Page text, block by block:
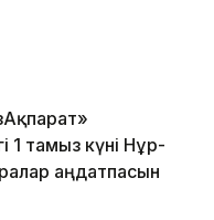
1 тамыз күні Нұр-
аңдатпасын